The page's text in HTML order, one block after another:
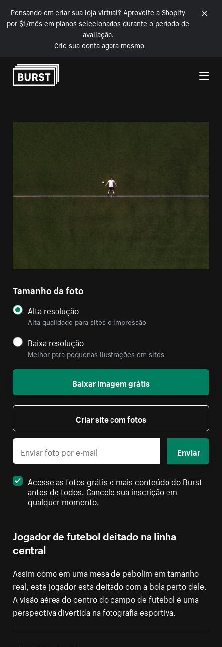
Pensando em criar sua loja virtual? Aproveite a Shopify
por $1/mês em planos selecionados durante o período de
avaliação.
Crie sua conta agora mesmo
Pular para o conteúdo
Jogador de futebol deitado na linha
central
Assim como em uma mesa de pebolim em tamanho
real, este jogador está deitado com a bola perto dele.
A visão aérea do centro do campo de futebol é uma
perspectiva divertida na fotografia esportiva.
Tamanho da foto
Alta resolução
Alta qualidade para sites e impressão
Baixa resolução
Melhor para pequenas ilustrações em sites
Baixar imagem grátis
Criar site com fotos
Enviar
Acesse as fotos grátis e mais conteúdo do Burst
antes de todos. Cancele sua inscrição em
qualquer momento.